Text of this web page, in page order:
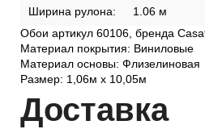
Ширина рулона:
1.06 м
Обои артикул 60106, бренда
Материал покрытия: Виниловые
Материал основы: Флизелиновая
Размер: 1,06м х 10,05м
Доставка